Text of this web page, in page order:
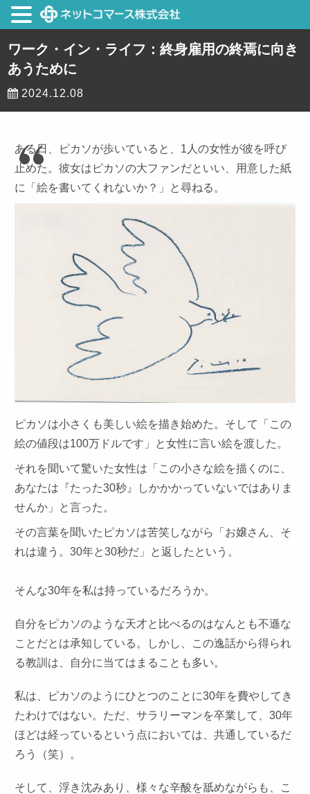
ワーク・イン・ライフ：終身雇用の終焉に向き
あうために
2024.12.08
ある日、ピカソが歩いていると、1人の女性が彼を呼び
止めた。彼女はピカソの大ファンだといい、用意した紙
に「絵を書いてくれないか？」と尋ねる。
ピカソは小さくも美しい絵を描き始めた。そして「この
絵の値段は100万ドルです」と女性に言い絵を渡した。
それを聞いて驚いた女性は「この小さな絵を描くのに、
あなたは『たった30秒』しかかかっていないではありま
せんか」と言った。
その言葉を聞いたピカソは苦笑しながら「お嬢さん、そ
れは違う。30年と30秒だ」と返したという。
そんな30年を私は持っているだろうか。
自分をピカソのような天才と比べるのはなんとも不遜な
ことだとは承知している。しかし、この逸話から得られ
る教訓は、自分に当てはまることも多い。
私は、ピカソのようにひとつのことに30年を費やしてき
たわけではない。ただ、サラリーマンを卒業して、30年
ほどは経っているという点においては、共通しているだ
ろう（笑）。
そして、浮き沈みあり、様々な辛酸を舐めながらも、こ